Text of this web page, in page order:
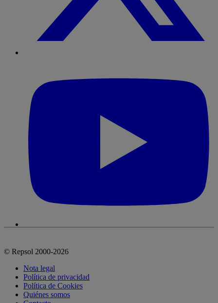
© Repsol 2000-2026
Nota legal
Política de privacidad
Política de Cookies
Quiénes somos